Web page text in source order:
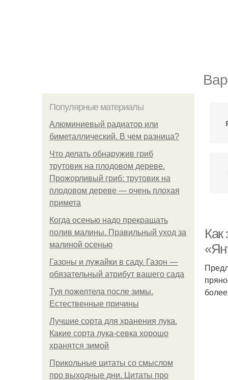
Популярные материалы
Алюминиевый радиатор или
биметаллический. В чем разница?
Что делать обнаружив гриб
трутовик на плодовом дереве.
Прожорливый гриб: трутовик на
плодовом дереве — очень плохая
примета
Когда осенью надо прекращать
полив малины. Правильный уход за
малиной осенью
Газоны и лужайки в саду. Газон —
обязательный атрибут вашего сада
Туя пожелтела после зимы.
Естественные причины
Лучшие сорта для хранения лука.
Какие сорта лука-севка хорошо
хранятся зимой
Прикольные цитаты со смыслом
про выходные дни. Цитаты про
Как